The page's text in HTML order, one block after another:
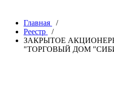
Главная
/
Реестр
/
ЗАКРЫТОЕ
"ТОРГОВЫЙ ДОМ